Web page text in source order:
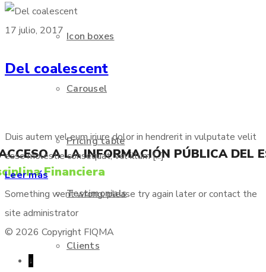
Icon boxes
Carousel
Pricing table
Testimonials
Clients
A LA INFORMACIÓN PÚBLICA DEL
Financiera
17 julio, 2017
Del coalescent
Duis autem vel eum iriure dolor in hendrerit in vulputate velit
esse molestie consequat, vel illum [...]
Leer más
Something went wrong, please try again later or contact the
site administrator
© 2026 Copyright FIQMA
↓